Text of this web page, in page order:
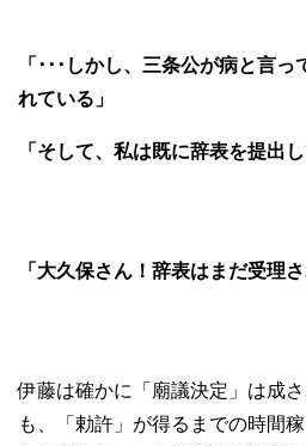
「･･･しかし、三条公が病と言
れている」
「そして、私は既に辞表を提出し
「大久保さん！辞表はまだ受理
伊藤は確かに「廟議決定」は成
も、「勅許」が得るまでの時間